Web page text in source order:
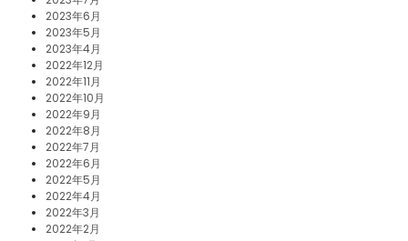
2023年6月
2023年5月
2023年4月
2022年12月
2022年11月
2022年10月
2022年9月
2022年8月
2022年7月
2022年6月
2022年5月
2022年4月
2022年3月
2022年2月